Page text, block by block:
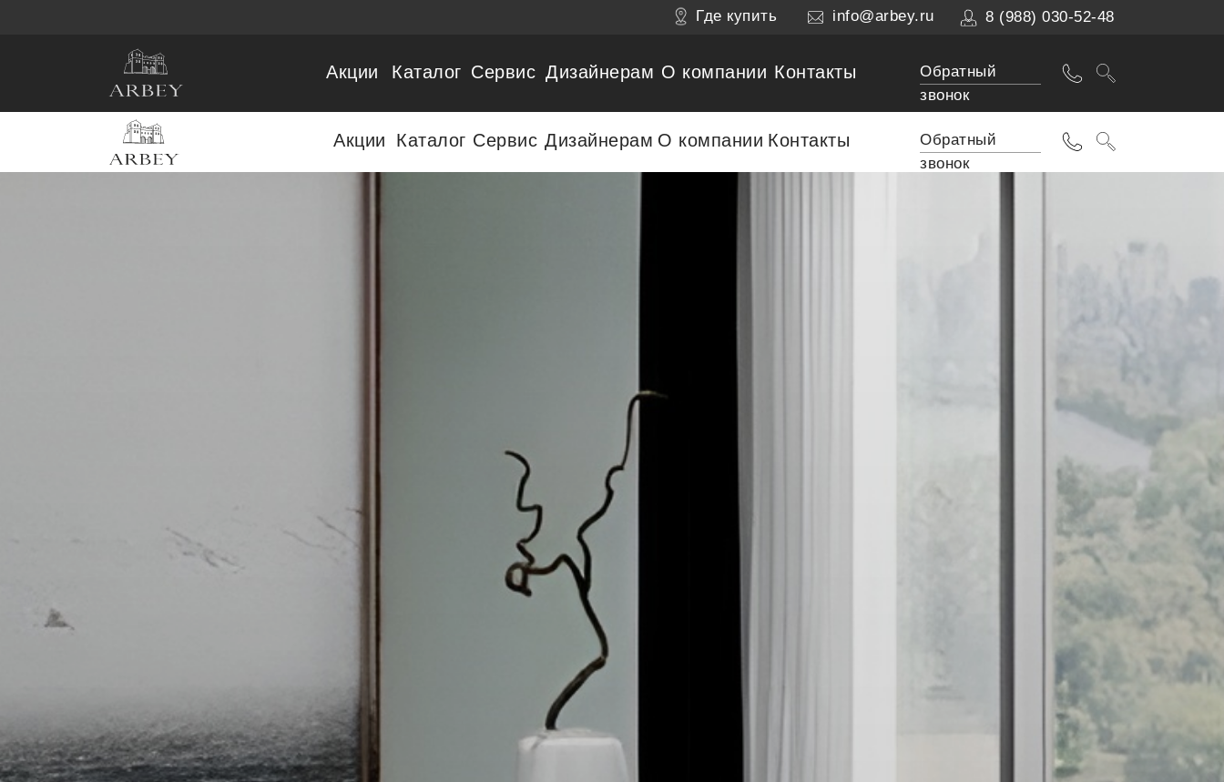
Где купить 8 (988) 030-52-48
info@arbey.ru
Каталог
Акции Сервис О компании
Дизайнерам Контакты
Обратный
звонок
Акции Каталог Сервис О компании
Дизайнерам Контакты
Обратный
звонок